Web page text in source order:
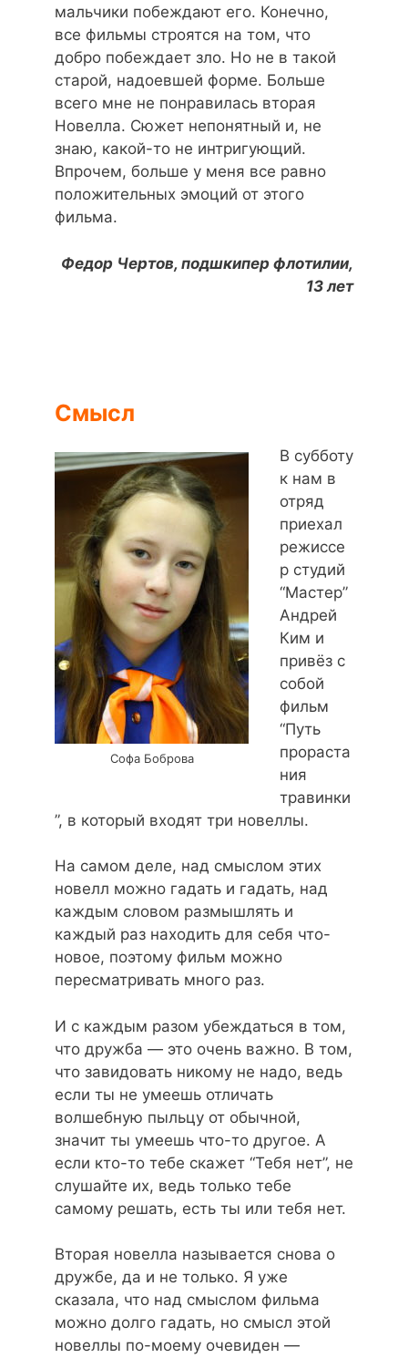
мальчики побеждают его. Конечно,
все фильмы строятся на том, что
добро побеждает зло. Но не в такой
старой, надоевшей форме. Больше
всего мне не понравилась вторая
Новелла. Сюжет непонятный и, не
знаю, какой-то не интригующий.
Впрочем, больше у меня все равно
положительных эмоций от этого
фильма.
Федор Чертов, подшкипер флотилии,
13 лет
Смысл
Софа Боброва
В субботу
к нам в
отряд
приехал
режиссе
р студий
“Мастер”
Андрей
Ким и
привёз с
собой
фильм
“Путь
прораста
ния
травинки
”, в который входят три новеллы.
На самом деле, над смыслом этих
новелл можно гадать и гадать, над
каждым словом размышлять и
каждый раз находить для себя что-
новое, поэтому фильм можно
пересматривать много раз.
И с каждым разом убеждаться в том,
что дружба — это очень важно. В том,
что завидовать никому не надо, ведь
если ты не умеешь отличать
волшебную пыльцу от обычной,
значит ты умеешь что-то другое. А
если кто-то тебе скажет “Тебя нет”, не
слушайте их, ведь только тебе
самому решать, есть ты или тебя нет.
Вторая новелла называется снова о
дружбе, да и не только. Я уже
сказала, что над смыслом фильма
можно долго гадать, но смысл этой
новеллы по-моему очевиден —